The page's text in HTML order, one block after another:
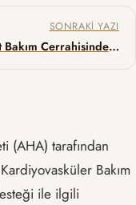
SONRAKI YAZI
Akut Bakım Cerrahisinde Yeni Zamanlama (Yeni TACS) Sınıflandırması: WSES Delphi Fikir Birliği Çalışması
(AHA) tarafından
Bakım
ile ilgili